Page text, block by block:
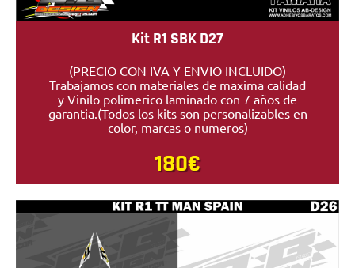
Kit R1 SBK D27
(PRECIO CON IVA Y ENVIO INCLUIDO)
Trabajamos con materiales de maxima calidad
y Vinilo polimerico laminado con 7 años de
garantia.(Todos los kits son personalizables en
color, marcas o numeros)
180€